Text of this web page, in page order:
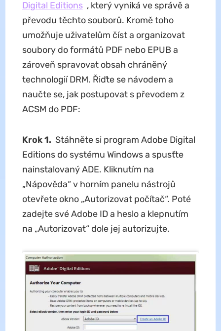
Digital Editions, který vyniká ve správě a
převodu těchto souborů. Kromě toho
umožňuje uživatelům číst a organizovat
soubory do formátů PDF nebo EPUB a
zároveň spravovat obsah chráněný
technologií DRM. Řiďte se návodem a
naučte se, jak postupovat s převodem z
ACSM do PDF:
Krok 1. Stáhněte si program Adobe Digital
Editions do systému Windows a spusťte
nainstalovaný ADE. Kliknutím na
„Nápověda“ v horním panelu nástrojů
otevřete okno „Autorizovat počítač“. Poté
zadejte své Adobe ID a heslo a klepnutím
na „Autorizovat“ dole jej autorizujte.